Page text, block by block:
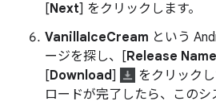
[Next] をクリックします。
VanillaIceCream という
ージを探し、[Release Name
[Download]
をクリック
ロードが完了したら、この